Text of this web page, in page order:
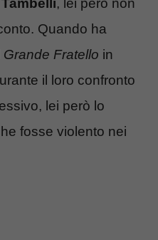
, lei però non
Quando ha
Grande Fratello in
il loro confronto
lei però lo
fosse violento nei